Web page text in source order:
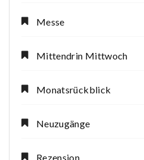
Messe
Mittendrin Mittwoch
Monatsrückblick
Neuzugänge
Rezension